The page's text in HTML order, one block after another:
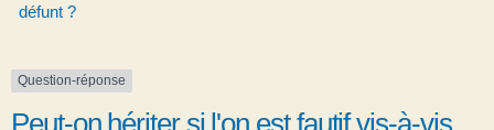
défunt ?
Question-réponse
Peut-on hériter si l'on est fautif vis-à-vis